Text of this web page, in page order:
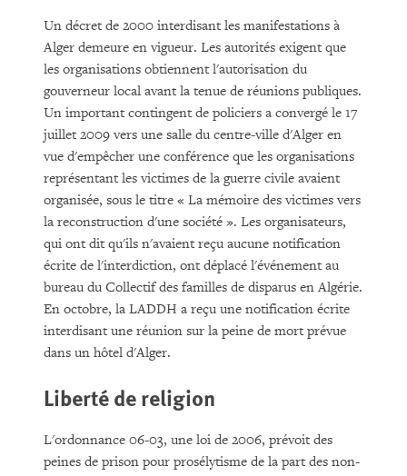
Un décret de 2000 interdisant les manifestations à
Alger demeure en vigueur. Les autorités exigent que
les organisations obtiennent l'autorisation du
gouverneur local avant la tenue de réunions publiques.
Un important contingent de policiers a convergé le 17
juillet 2009 vers une salle du centre-ville d'Alger en
vue d'empêcher une conférence que les organisations
représentant les victimes de la guerre civile avaient
organisée, sous le titre « La mémoire des victimes vers
la reconstruction d'une société ». Les organisateurs,
qui ont dit qu'ils n'avaient reçu aucune notification
écrite de l'interdiction, ont déplacé l'événement au
bureau du Collectif des familles de disparus en Algérie.
En octobre, la LADDH a reçu une notification écrite
interdisant une réunion sur la peine de mort prévue
dans un hôtel d'Alger.
Liberté de religion
L'ordonnance 06-03, une loi de 2006, prévoit des
peines de prison pour prosélytisme de la part des non-